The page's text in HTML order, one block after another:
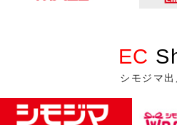
EC
シモジマ